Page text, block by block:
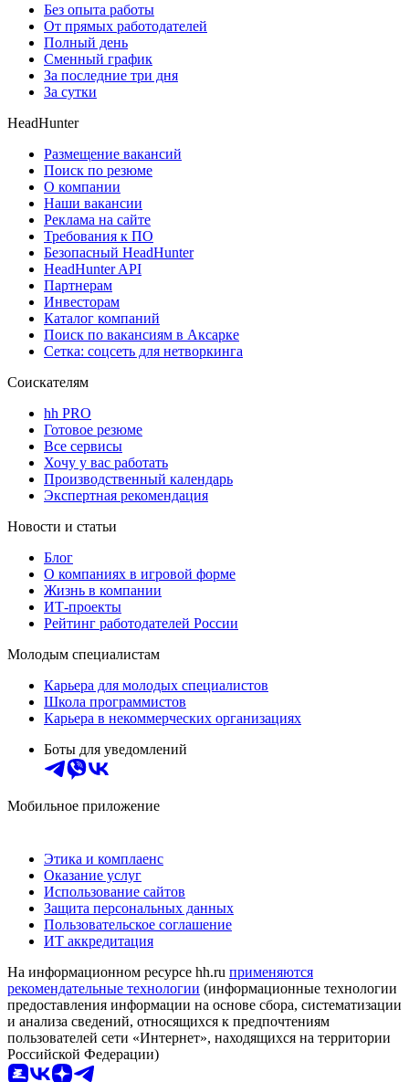
Без опыта работы
От прямых работодателей
Полный день
Сменный график
За последние три дня
За сутки
HeadHunter
Размещение вакансий
Поиск по резюме
О компании
Наши вакансии
Реклама на сайте
Требования к ПО
Безопасный HeadHunter
HeadHunter API
Партнерам
Инвесторам
Каталог компаний
Поиск по вакансиям в Аксарке
Сетка: соцсеть для нетворкинга
Соискателям
hh PRO
Готовое резюме
Все сервисы
Хочу у вас работать
Производственный календарь
Экспертная рекомендация
Новости и статьи
Блог
О компаниях в игровой форме
Жизнь в компании
ИТ-проекты
Рейтинг работодателей России
Молодым специалистам
Карьера для молодых специалистов
Школа программистов
Карьера в некоммерческих организациях
Боты для уведомлений
Мобильное приложение
Этика и комплаенс
Оказание услуг
Использование сайтов
Защита персональных данных
Пользовательское соглашение
ИТ аккредитация
На информационном ресурсе hh.ru применяются
рекомендательные технологии (информационные технологии
предоставления информации на основе сбора, систематизации
и анализа сведений, относящихся к предпочтениям
пользователей сети «Интернет», находящихся на территории
Российской Федерации)